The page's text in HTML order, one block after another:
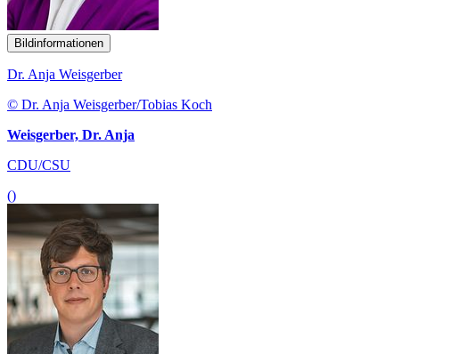
Bildinformationen
Dr. Anja Weisgerber
© Dr. Anja Weisgerber/Tobias Koch
Weisgerber, Dr. Anja
CDU/CSU
()